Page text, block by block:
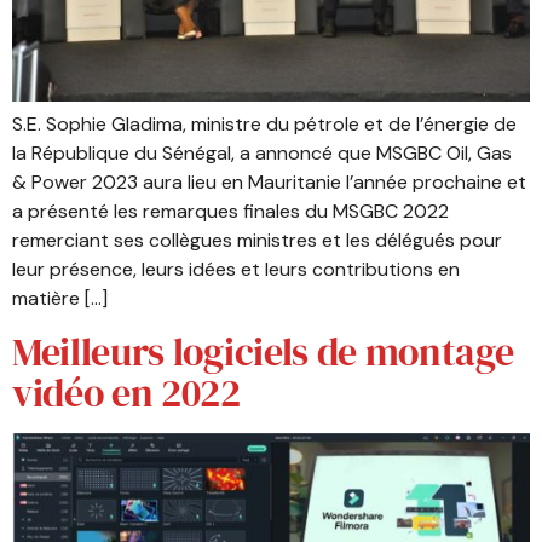
S.E. Sophie Gladima, ministre du pétrole et de l’énergie de
la République du Sénégal, a annoncé que MSGBC Oil, Gas
& Power 2023 aura lieu en Mauritanie l’année prochaine et
a présenté les remarques finales du MSGBC 2022
remerciant ses collègues ministres et les délégués pour
leur présence, leurs idées et leurs contributions en
matière […]
Meilleurs logiciels de montage
vidéo en 2022